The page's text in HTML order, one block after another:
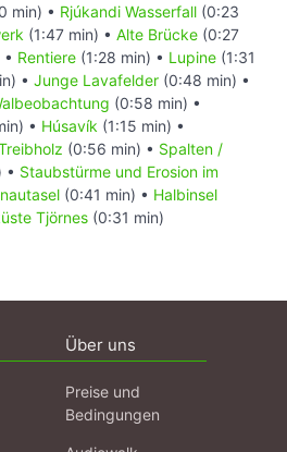
min) • Rjúkandi Wasserfall (0:23
(1:47 min) • Alte Brücke (0:27
Rentiere (1:28 min) • Lupine (1:31
• Junge Lavafelder (0:48 min) •
(0:58 min) •
• Húsavík (1:15 min) •
(0:56 min) • Spalten /
• Staubstürme und Erosion im
(0:41 min) • Halbinsel
Tjörnes (0:31 min)
Über uns
Preise und
Bedingungen